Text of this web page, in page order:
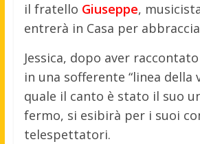
il fratello Giuseppe,
entrerà in Casa per
Jessica, dopo aver
in una sofferente “linea della
quale il canto è stato il suo
fermo, si esibirà per i suoi
telespettatori.